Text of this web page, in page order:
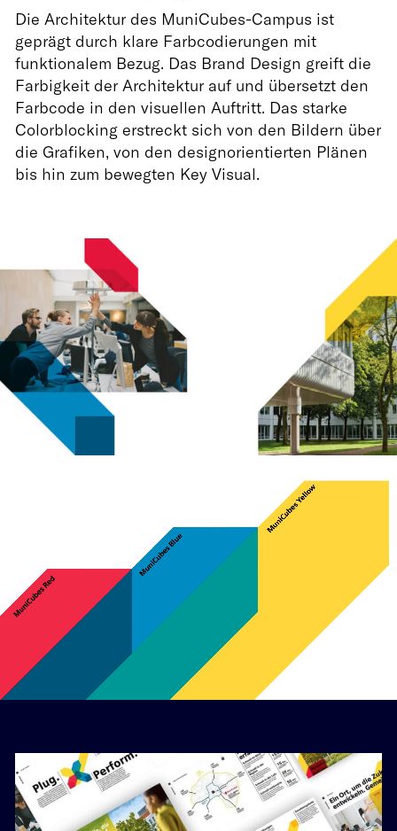
Die Architektur des MuniCubes-Campus ist
geprägt durch klare Farbcodierungen mit
funktionalem Bezug. Das Brand Design greift die
Farbigkeit der Architektur auf und übersetzt den
Farbcode in den visuellen Auftritt. Das starke
Colorblocking erstreckt sich von den Bildern über
die Grafiken, von den designorientierten Plänen
bis hin zum bewegten Key Visual.